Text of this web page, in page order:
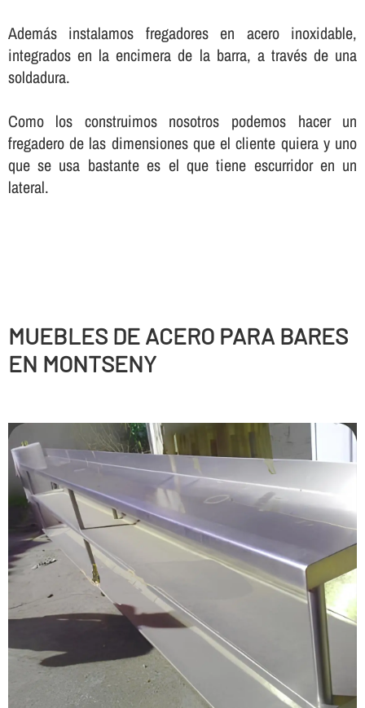
Además instalamos fregadores en acero inoxidable,
integrados en la encimera de la barra, a través de una
soldadura.
Como los construimos nosotros podemos hacer un
fregadero de las dimensiones que el cliente quiera y uno
que se usa bastante es el que tiene escurridor en un
lateral.
MUEBLES DE ACERO PARA BARES
EN MONTSENY